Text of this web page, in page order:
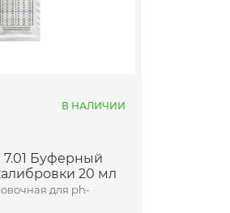
В НАЛИЧИИ
Буферный
20 мл
для ph-